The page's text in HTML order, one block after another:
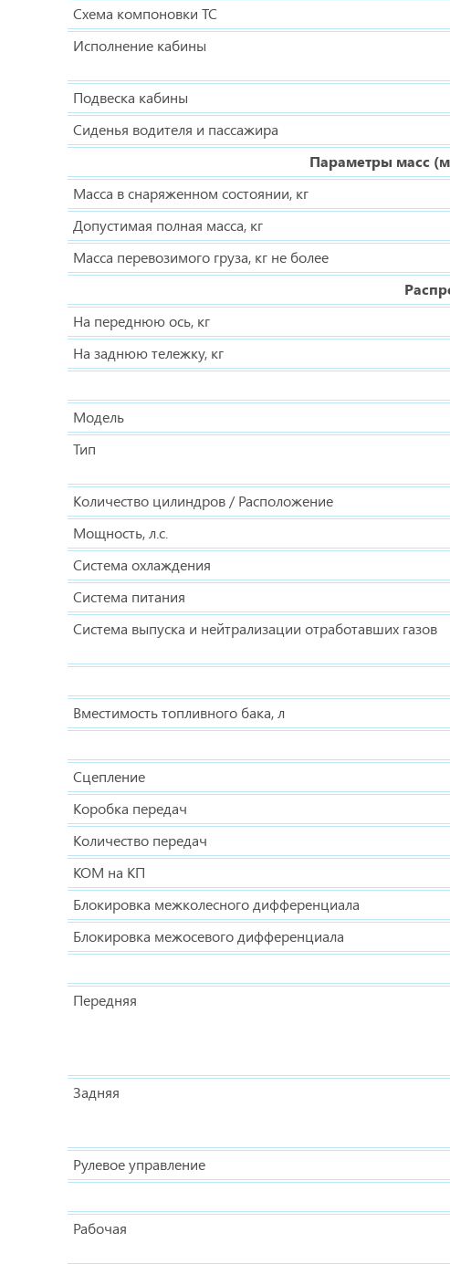
Схема компоновки ТС
Исполнение кабины
Подвеска кабины
Сиденья водителя и пассажира
Параметры масс
Масса в снаряженном состоянии, кг
Допустимая полная масса, кг
Масса перевозимого груза, кг не более
На переднюю ось, кг
На заднюю тележку, кг
Модель
Тип
Количество цилиндров / Расположение
Мощность, л.с.
Система охлаждения
Система питания
Система выпуска и нейтрализации отработавших газов
Вместимость топливного бака, л
Сцепление
Коробка передач
Количество передач
КОМ на КП
Блокировка межколесного дифференциала
Блокировка межосевого дифференциала
Передняя
Задняя
Рулевое управление
Рабочая